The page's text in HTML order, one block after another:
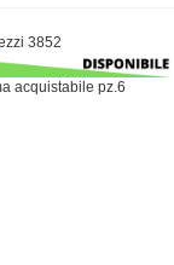
3852
acquistabile pz.6